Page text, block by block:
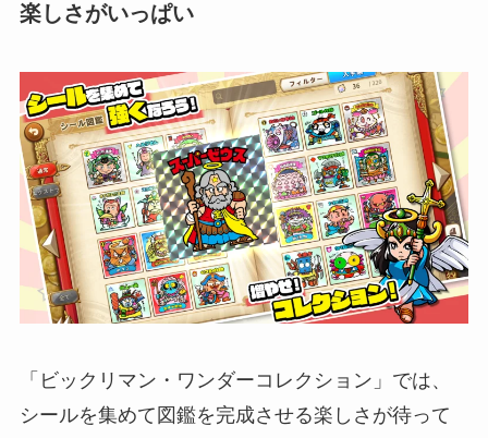
楽しさがいっぱい
「ビックリマン・ワンダーコレクション」では、
シールを集めて図鑑を完成させる楽しさが待って